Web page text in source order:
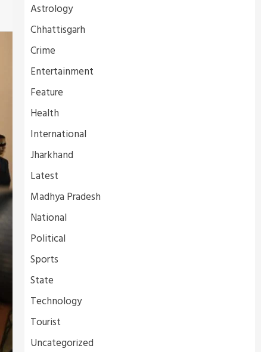
Astrology
Chhattisgarh
Crime
Entertainment
Feature
Health
International
Jharkhand
Latest
Madhya Pradesh
National
Political
Sports
State
Technology
Tourist
Uncategorized